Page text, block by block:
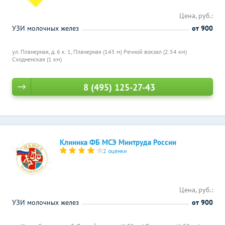
ул. Планерная, д. 6 к. 1, Планерная (145 м) Речной вокзал (2.54 км)
Сходненская (1 км)
Цена, руб.:
УЗИ молочных желез
от 900
8 (495) 125-27-43
Клиника ФБ МСЭ Минтруда России
2 оценки
Цена, руб.:
УЗИ молочных желез
от 900